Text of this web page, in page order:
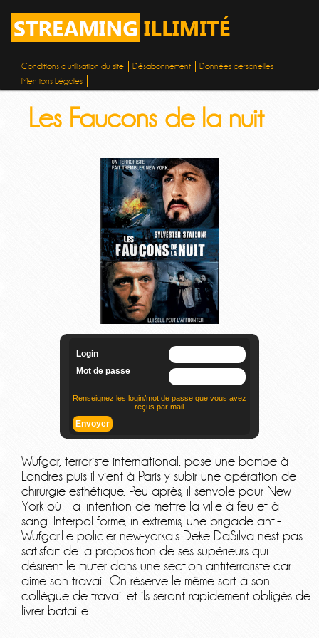
Conditions d’utilisation du site Désabonnement
Données personelles
Mentions Légales
Les Faucons de la nuit
Wufgar, terroriste international, pose une bombe à
Londres puis il vient à Paris y subir une opération de
chirurgie esthétique. Peu après, il senvole pour New
York où il a lintention de mettre la ville à feu et à
sang. Interpol forme, in extremis, une brigade anti-
Wufgar.Le policier new-yorkais Deke DaSilva nest pas
satisfait de la proposition de ses supérieurs qui
désirent le muter dans une section antiterroriste car il
aime son travail. On réserve le même sort à son
collègue de travail et ils seront rapidement obligés de
livrer bataille.